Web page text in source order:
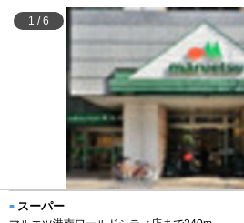
1 /6
スーパー